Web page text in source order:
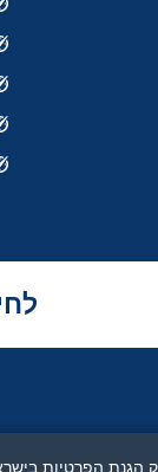
בלחיצה על "אני מאשר" אתה מסכים